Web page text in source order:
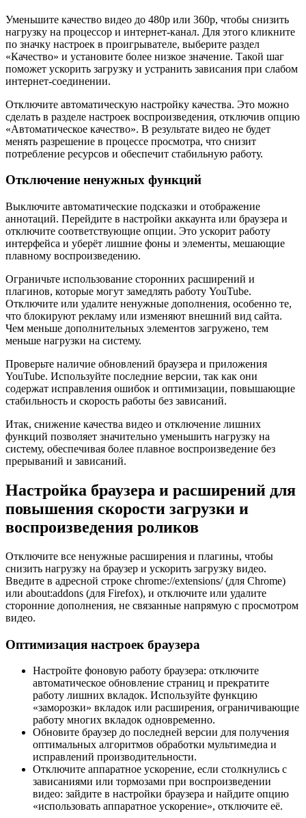
Уменьшите качество видео до 480p или 360p, чтобы снизить
нагрузку на процессор и интернет-канал. Для этого кликните
по значку настроек в проигрывателе, выберите раздел
«Качество» и установите более низкое значение. Такой шаг
поможет ускорить загрузку и устранить зависания при слабом
интернет-соединении.
Отключите автоматическую настройку качества. Это можно
сделать в разделе настроек воспроизведения, отключив опцию
«Автоматическое качество». В результате видео не будет
менять разрешение в процессе просмотра, что снизит
потребление ресурсов и обеспечит стабильную работу.
Отключение ненужных функций
Выключите автоматические подсказки и отображение
аннотаций. Перейдите в настройки аккаунта или браузера и
отключите соответствующие опции. Это ускорит работу
интерфейса и уберёт лишние фоны и элементы, мешающие
плавному воспроизведению.
Ограничьте использование сторонних расширений и
плагинов, которые могут замедлять работу YouTube.
Отключите или удалите ненужные дополнения, особенно те,
что блокируют рекламу или изменяют внешний вид сайта.
Чем меньше дополнительных элементов загружено, тем
меньше нагрузки на систему.
Проверьте наличие обновлений браузера и приложения
YouTube. Используйте последние версии, так как они
содержат исправления ошибок и оптимизации, повышающие
стабильность и скорость работы без зависаний.
Итак, снижение качества видео и отключение лишних
функций позволяет значительно уменьшить нагрузку на
систему, обеспечивая более плавное воспроизведение без
прерываний и зависаний.
Настройка браузера и расширений для
повышения скорости загрузки и
воспроизведения роликов
Отключите все ненужные расширения и плагины, чтобы
снизить нагрузку на браузер и ускорить загрузку видео.
Введите в адресной строке chrome://extensions/ (для Chrome)
или about:addons (для Firefox), и отключите или удалите
сторонние дополнения, не связанные напрямую с просмотром
видео.
Оптимизация настроек браузера
Настройте фоновую работу браузера: отключите
автоматическое обновление страниц и прекратите
работу лишних вкладок. Используйте функцию
«заморозки» вкладок или расширения, ограничивающие
работу многих вкладок одновременно.
Обновите браузер до последней версии для получения
оптимальных алгоритмов обработки мультимедиа и
исправлений производительности.
Отключите аппаратное ускорение, если столкнулись с
зависаниями или тормозами при воспроизведении
видео: зайдите в настройки браузера и найдите опцию
«использовать аппаратное ускорение», отключите её.